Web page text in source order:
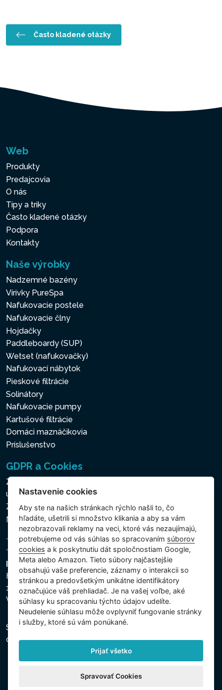
Často kladené otázky
Web
Produkty
Predajcovia
O nás
Tipy a triky
Často kladené otázky
Podpora
Kontakty
Naše výrobky
Nadzemné bazény
Vírivky PureSpa
Nafukovacie postele
Nafukovacie člny
Hojdačky
Paddleboardy (SUP)
Wetset (nafukovačky)
Nafukovací nábytok
Pieskové filtrácie
Solinátory
Nafukovacie pumpy
Kartušové filtrácie
Domáci maznáčikovia
Príslušenstvo
GDPR a Cookies
Zásady ochrany osobných a ďalších spracovávaných
údajov
Zásady používania súborov cookies
Nastavenie cookies
Intex Trading, s.r.o.
Hradecká 2526/3
130 00 Praha 3
Vinohrady - Česká republika
Spoločnosť je zapísaná na Mestskom súde v Prahe,
oddiel C, vložka 74759, IČO 26150808, DIČ CZ26150808.
Nastavenie cookies
Aby ste na našich stránkach rýchlo našli to, čo
hľadáte, ušetrili si množstvo klikania a aby sa vám
nezobrazovali reklamy na veci, ktoré vás nezaujímajú,
potrebujeme od vás súhlas so spracovaním súborov
cookies a k poskytnutiu dát spoločnostiam Google,
Meta alebo Amazon. Tieto súbory najčastejšie
obsahujú vaše preferencie, záznamy o interakcii so
stránkou a predovšetkým unikátne identifikátory
označujúce váš prehliadač. Je na vašej voľbe, aké
súhlasy ku spracovaniu týchto údajov udelíte.
Neudelenie súhlasu mȏže ovplyvniť fungovanie stránky
i služby, ktoré sú vám ponúkané.
Prijať všetko
Spravovať Cookies